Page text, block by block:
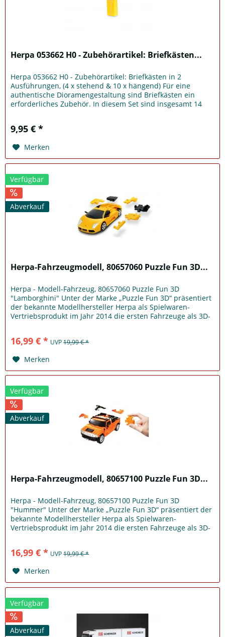
Herpa 053662 H0 - Zubehörartikel: Briefkästen...
Herpa 053662 H0 - Zubehörartikel: Briefkästen in 2
Ausführungen, (4 x stehend & 10 x hängend) Für eine
authentische Dioramengestaltung sind Briefkästen ein
erforderliches Zubehör. In diesem Set sind insgesamt 14
9,95 € *
Merken
Verfügbar
Abverkauf
Herpa-Fahrzeugmodell, 80657060 Puzzle Fun 3D...
Herpa - Modell-Fahrzeug, 80657060 Puzzle Fun 3D
"Lamborghini" Unter der Marke „Puzzle Fun 3D“ präsentiert
der bekannte Modellhersteller Herpa als Spielwaren-
Vertriebsprodukt im Jahr 2014 die ersten Fahrzeuge als 3D-
16,99 € * UVP19,99 € *
Merken
Verfügbar
Abverkauf
Herpa-Fahrzeugmodell, 80657100 Puzzle Fun 3D...
Herpa - Modell-Fahrzeug, 80657100 Puzzle Fun 3D
"Hummer" Unter der Marke „Puzzle Fun 3D“ präsentiert der
bekannte Modellhersteller Herpa als Spielwaren-
Vertriebsprodukt im Jahr 2014 die ersten Fahrzeuge als 3D-
16,99 € * UVP19,99 € *
Merken
Verfügbar
Abverkauf